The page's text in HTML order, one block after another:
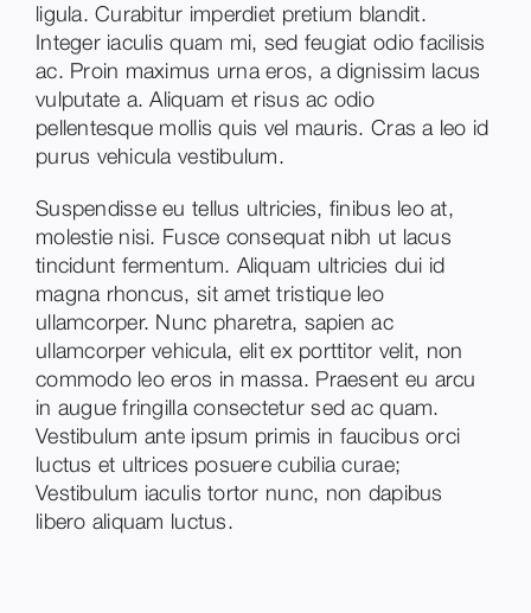
ligula. Curabitur imperdiet pretium blandit.
Integer iaculis quam mi, sed feugiat odio facilisis
ac. Proin maximus urna eros, a dignissim lacus
vulputate a. Aliquam et risus ac odio
pellentesque mollis quis vel mauris. Cras a leo id
purus vehicula vestibulum.
Suspendisse eu tellus ultricies, finibus leo at,
molestie nisi. Fusce consequat nibh ut lacus
tincidunt fermentum. Aliquam ultricies dui id
magna rhoncus, sit amet tristique leo
ullamcorper. Nunc pharetra, sapien ac
ullamcorper vehicula, elit ex porttitor velit, non
commodo leo eros in massa. Praesent eu arcu
in augue fringilla consectetur sed ac quam.
Vestibulum ante ipsum primis in faucibus orci
luctus et ultrices posuere cubilia curae;
Vestibulum iaculis tortor nunc, non dapibus
libero aliquam luctus.